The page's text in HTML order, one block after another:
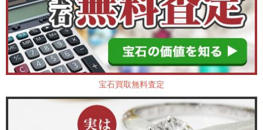
宝石買取無料査定